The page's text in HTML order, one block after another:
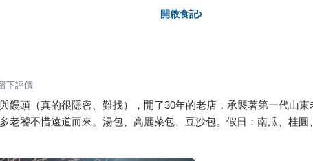
開啟食記›
下評價
饅頭（真的很隱密、難找），開了30年的老店，承襲著第一代山東
老饕不惜遠道而來。湯包、高麗菜包、豆沙包。假日：南瓜、桂圓、